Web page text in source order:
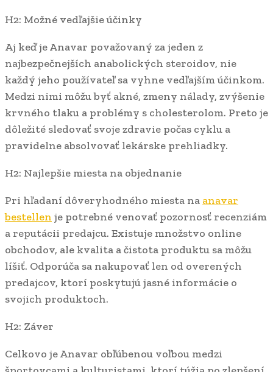
H2: Možné vedľajšie účinky
Aj keď je Anavar považovaný za jeden z
najbezpečnejších anabolických steroidov, nie
každý jeho používateľ sa vyhne vedľajším účinkom.
Medzi nimi môžu byť akné, zmeny nálady, zvýšenie
krvného tlaku a problémy s cholesterolom. Preto je
dôležité sledovať svoje zdravie počas cyklu a
pravidelne absolvovať lekárske prehliadky.
H2: Najlepšie miesta na objednanie
Pri hľadaní dôveryhodného miesta na anavar
bestellen je potrebné venovať pozornosť recenziám
a reputácii predajcu. Existuje množstvo online
obchodov, ale kvalita a čistota produktu sa môžu
líšiť. Odporúča sa nakupovať len od overených
predajcov, ktorí poskytujú jasné informácie o
svojich produktoch.
H2: Záver
Celkovo je Anavar obľúbenou voľbou medzi